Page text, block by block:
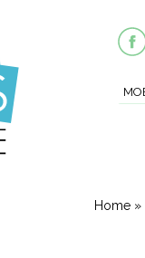
Home »